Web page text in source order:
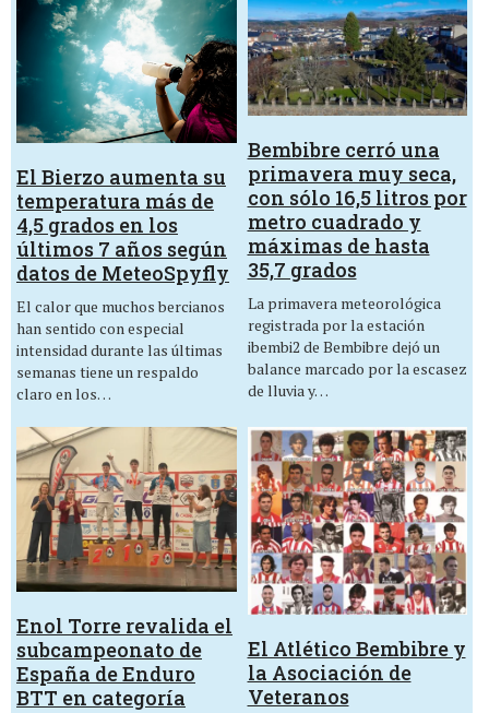
El Bierzo aumenta su
temperatura más de
4,5 grados en los
últimos 7 años según
datos de MeteoSpyfly
El calor que muchos bercianos
han sentido con especial
intensidad durante las últimas
semanas tiene un respaldo
claro en los…
Bembibre cerró una
primavera muy seca,
con sólo 16,5 litros por
metro cuadrado y
máximas de hasta
35,7 grados
La primavera meteorológica
registrada por la estación
ibembi2 de Bembibre dejó un
balance marcado por la escasez
de lluvia y…
Enol Torre revalida el
subcampeonato de
España de Enduro
BTT en categoría
El Atlético Bembibre y
la Asociación de
Veteranos